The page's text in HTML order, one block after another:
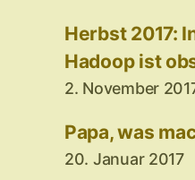
Herbst 2017:
Hadoop ist
2. November
Papa, was
20. Januar 2017